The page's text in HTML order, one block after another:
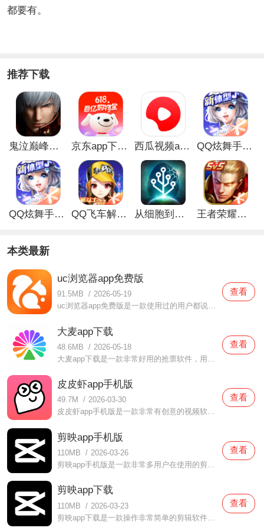
都要有。
推荐下载
鬼泣巅峰之战最新破解版 京东app下载安装 西瓜视频app安卓版 QQ炫舞手游破解版
QQ炫舞手游解锁版 QQ飞车解锁版无限钻石最新版 从细胞到奇点手游 王者荣耀无限点券解锁版
本类最新
uc浏览器app免费版
91.5MB / 2026-05-19
uc浏览器app免费版是一款使用过的用户都说好用的浏览器软件，在这款uc浏览器app免费版中都为用户们打造了非常多便利的功能，当你们在体验的时候都可以变，快速的搜索引擎功能可以帮助用户们更快的找到各种信息，而且还有很多有趣的书籍可以自由浏览阅读的哦，有需要
查看
大麦app下载
48.6MB / 2026-05-18
查看
皮皮虾app手机版
49.7M / 2026-03-30
皮皮虾app手机版是一款非常有创意的视频软件，在这款皮皮虾app手机版中用户们不仅是可以感受到很多精彩有趣的视频内容，而且还提供了很多有趣的玩法，很多脑洞大开的玩家都喜欢汇聚在这里面，大家一起交流有趣的故事，还可以认识很多有趣的小伙伴，感受不一样的语言文字哦，
查看
剪映app手机版
110MB / 2026-03-26
查看
剪映app下载
110MB / 2026-03-23
剪映app下载是一款操作非常简单的剪辑软件，在这款剪映app下载中打造了非常简约的布局设计，各种功能都可以轻松找到，而且非常适合新人使用，完全不会麻烦的，自己一个人就可以轻松完成一个剪辑工作啦，有需要的时候还有教程可以学习，非常贴心的服务，你们都可以放心使用，
查看